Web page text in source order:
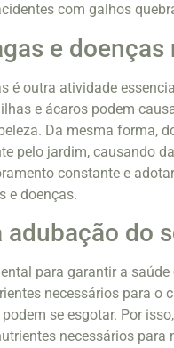
com galhos
e doenças
é outra atividade
e ácaros podem
Da mesma forma,
pelo jardim, causando
constante e
e doenças.
do
para garantir a
necessários para o
se esgotar. Por
necessários